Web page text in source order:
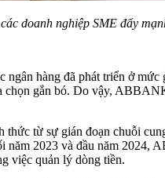
doanh nghiệp SME đẩy
hàng đã phát triển ở mức
gắn bó. Do vậy,
từ sự gián đoạn chuỗi
2023 và đầu năm
việc quản lý dòng tiền.